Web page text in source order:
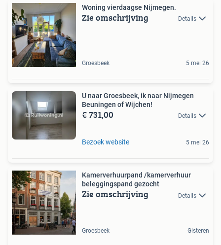
Woning vierdaagse Nijmegen.
Zie omschrijving Details
Groesbeek 5 mei 26
U naar Groesbeek, ik naar Nijmegen
Beuningen of Wijchen!
€ 731,00 Details
Bezoek website 5 mei 26
Kamerverhuurpand /kamerverhuur
beleggingspand gezocht
Zie omschrijving Details
Groesbeek Gisteren